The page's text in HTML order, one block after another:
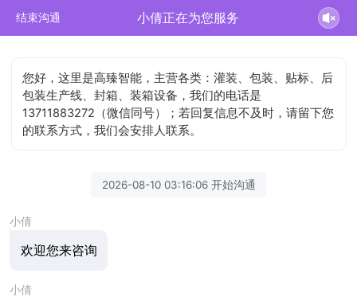
结束沟通 小倩正在为您服务
您好，这里是高臻智能，主营各类：灌装、包装、贴标、后
包装生产线、封箱、装箱设备，我们的电话是
13711883272（微信同号）；若回复信息不及时，请留下您
的联系方式，我们会安排人联系。
2026-08-10 03:16:06 开始沟通
小倩
欢迎您来咨询
小倩